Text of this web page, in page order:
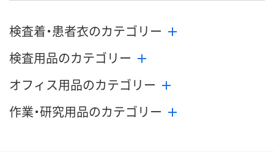
検査着・患者衣のカテゴリー
検査用品のカテゴリー
オフィス用品のカテゴリー
作業・研究用品のカテゴリー